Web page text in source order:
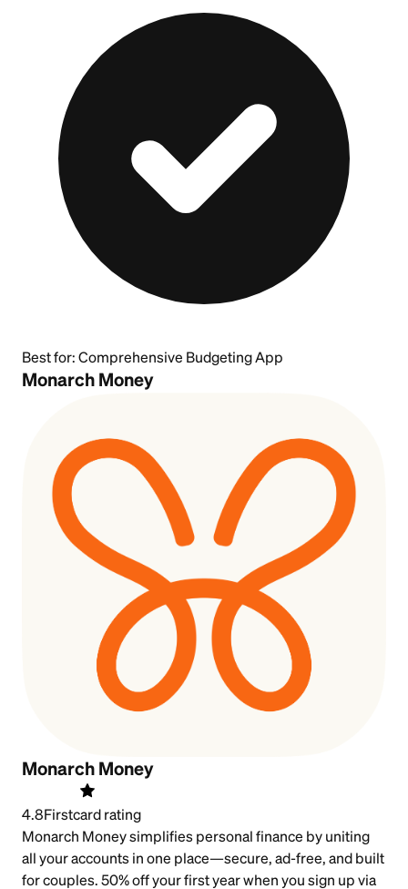
Best for: Comprehensive Budgeting App
Monarch Money
Monarch Money
4.8Firstcard rating
Monarch Money simplifies personal finance by uniting
all your accounts in one place—secure, ad-free, and built
for couples. 50% off your first year when you sign up via